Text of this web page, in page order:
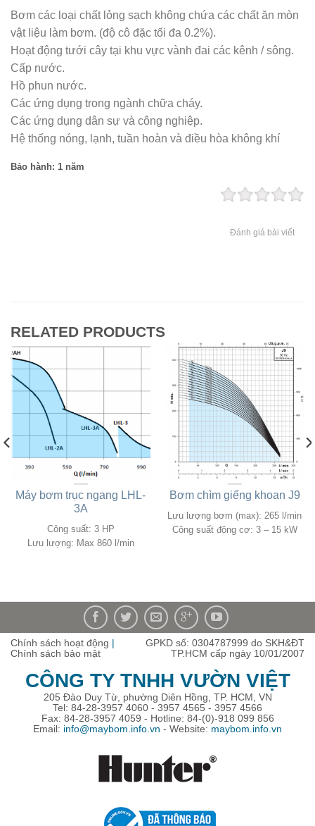
Bơm các loại chất lỏng sạch không chứa các chất ăn mòn
vật liệu làm bơm. (độ cô đặc tối đa 0.2%).
Hoạt động tưới cây tại khu vực vành đai các kênh / sông.
Cấp nước.
Hồ phun nước.
Các ứng dụng trong ngành chữa cháy.
Các ứng dụng dân sự và công nghiệp.
Hệ thống nóng, lạnh, tuần hoàn và điều hòa không khí
Bảo hành: 1 năm
Đánh giá bài viết
RELATED PRODUCTS
Máy bơm trục ngang LHL-
3A
Công suất: 3 HP
Lưu lượng: Max 860 l/min
Bơm chìm giếng khoan J9
Lưu lượng bơm (max): 265 l/min
Công suất động cơ: 3 – 15 kW
Chính sách hoạt động |
Chính sách bảo mật
GPKD số: 0304787999 do SKH&ĐT
TP.HCM cấp ngày 10/01/2007
CÔNG TY TNHH VƯỜN VIỆT
205 Đào Duy Từ, phường Diên Hồng, TP. HCM, VN
Tel: 84-28-3957 4060 - 3957 4565 - 3957 4566
Fax: 84-28-3957 4059 - Hotline: 84-(0)-918 099 856
Email: info@maybom.info.vn - Website: maybom.info.vn